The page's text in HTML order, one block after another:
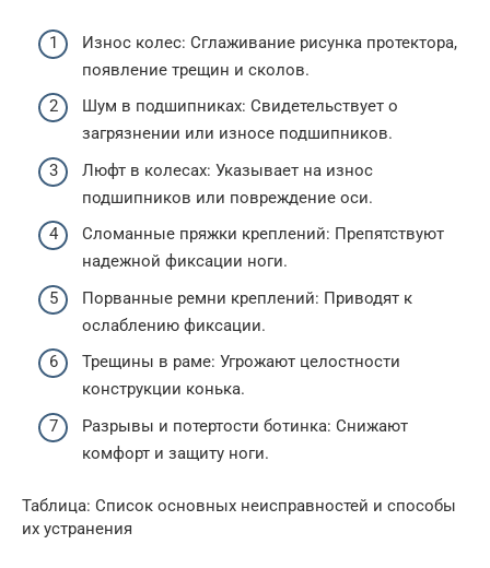
Износ колес: Сглаживание рисунка протектора,
появление трещин и сколов.
Шум в подшипниках: Свидетельствует о
загрязнении или износе подшипников.
Люфт в колесах: Указывает на износ
подшипников или повреждение оси.
Сломанные пряжки креплений: Препятствуют
надежной фиксации ноги.
Порванные ремни креплений: Приводят к
ослаблению фиксации.
Трещины в раме: Угрожают целостности
конструкции конька.
Разрывы и потертости ботинка: Снижают
комфорт и защиту ноги.
Таблица: Список основных неисправностей и способы
их устранения